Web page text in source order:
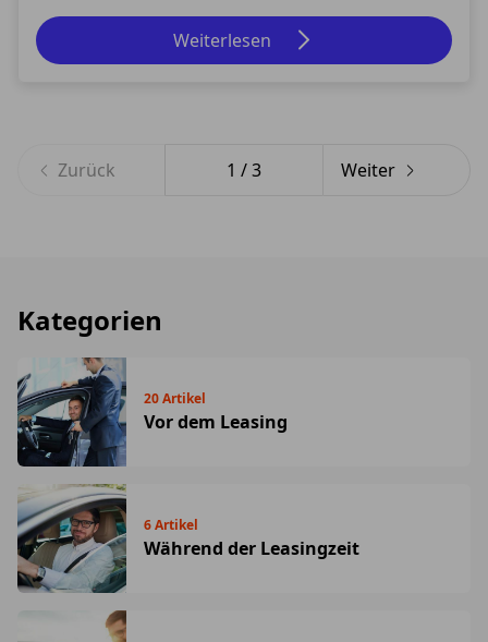
Kodiaq und den Skoda Superb, jetzt mit einer neuen
Top-Variante des 2,0 Liter TDI Motors an. Mit 147 kW
(200 PS) ist der neue Diesel noch kräftiger als sei
Weiterlesen
Zurück 1 /3 Weiter
Kategorien
20Artikel
Vor dem Leasing
6Artikel
Während der Leasingzeit